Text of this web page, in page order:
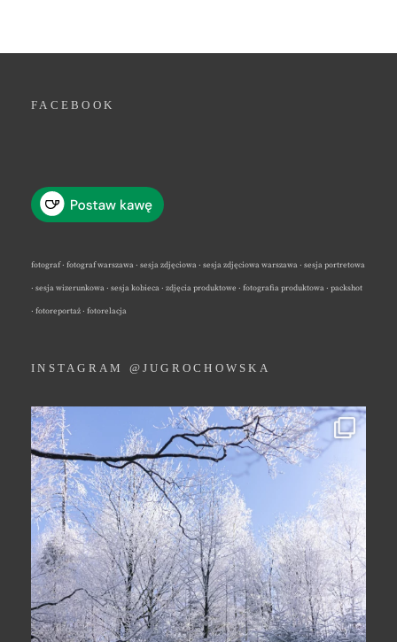
FACEBOOK
fotograf · fotograf warszawa · sesja zdjęciowa · sesja zdjęciowa warszawa · sesja portretowa
· sesja wizerunkowa · sesja kobieca · zdjęcia produktowe · fotografia produktowa · packshot
· fotoreportaż · fotorelacja
INSTAGRAM @JUGROCHOWSKA